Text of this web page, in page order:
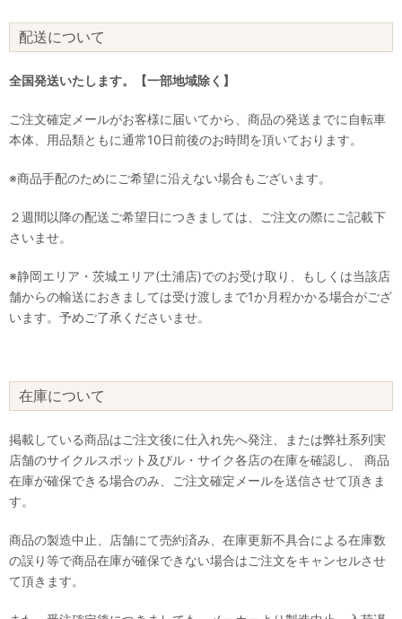
配送について
全国発送いたします。【一部地域除く】
ご注文確定メールがお客様に届いてから、商品の発送までに自転車
本体、用品類ともに通常10日前後のお時間を頂いております。
※商品手配のためにご希望に沿えない場合もございます。
２週間以降の配送ご希望日につきましては、ご注文の際にご記載下
さいませ。
※静岡エリア・茨城エリア(土浦店)でのお受け取り、もしくは当該店
舗からの輸送におきましては受け渡しまで1か月程かかる場合がござ
います。予めご了承くださいませ。
在庫について
掲載している商品はご注文後に仕入れ先へ発注、または弊社系列実
店舗のサイクルスポット及びル・サイク各店の在庫を確認し、 商品
在庫が確保できる場合のみ、ご注文確定メールを送信させて頂きま
す。
商品の製造中止、店舗にて売約済み、在庫更新不具合による在庫数
の誤り等で商品在庫が確保できない場合はご注文をキャンセルさせ
て頂きます。